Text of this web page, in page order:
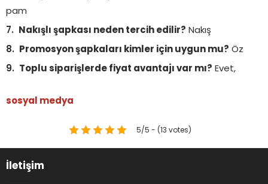
pam
Nakışlı şapkası neden tercih edilir? Nakış
Promosyon şapkaları kimler için uygun mu? Öz
Toplu siparişlerde fiyat avantajı var mı? Evet,
sosyal medya
5/5 - (13 votes)
İletişim